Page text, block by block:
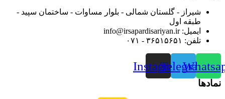
شیراز - گلستان شمالی - بلوار مساوات - ساختمان سپید -
طبقه اول
ایمیل: info@irsapardisariyan.ir
تلفن: ۳۶۵۱۵۶۵۱ - ۰۷۱
Telegram
Instagram
نمادها